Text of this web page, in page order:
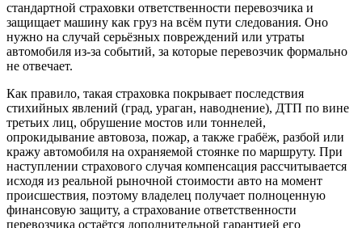
стандартной страховки ответственности перевозчика и
защищает машину как груз на всём пути следования. Оно
нужно на случай серьёзных повреждений или утраты
автомобиля из‑за событий, за которые перевозчик формально
не отвечает.​
Как правило, такая страховка покрывает последствия
стихийных явлений (град, ураган, наводнение), ДТП по вине
третьих лиц, обрушение мостов или тоннелей,
опрокидывание автовоза, пожар, а также грабёж, разбой или
кражу автомобиля на охраняемой стоянке по маршруту. При
наступлении страхового случая компенсация рассчитывается
исходя из реальной рыночной стоимости авто на момент
происшествия, поэтому владелец получает полноценную
финансовую защиту, а страхование ответственности
перевозчика остаётся дополнительной гарантией его